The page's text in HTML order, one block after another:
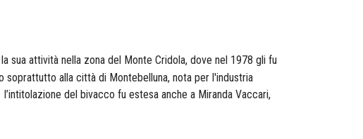
sua attività nella zona del Monte Cridola, dove nel 1978 gli fu
alla città di Montebelluna, nota per l'industria
del bivacco fu estesa anche a Miranda Vaccari,